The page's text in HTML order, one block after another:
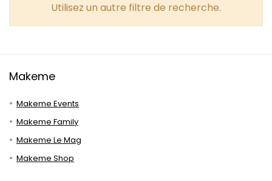
Utilisez un autre filtre de recherche.
Makeme
Makeme Events
Makeme Family
Makeme Le Mag
Makeme Shop